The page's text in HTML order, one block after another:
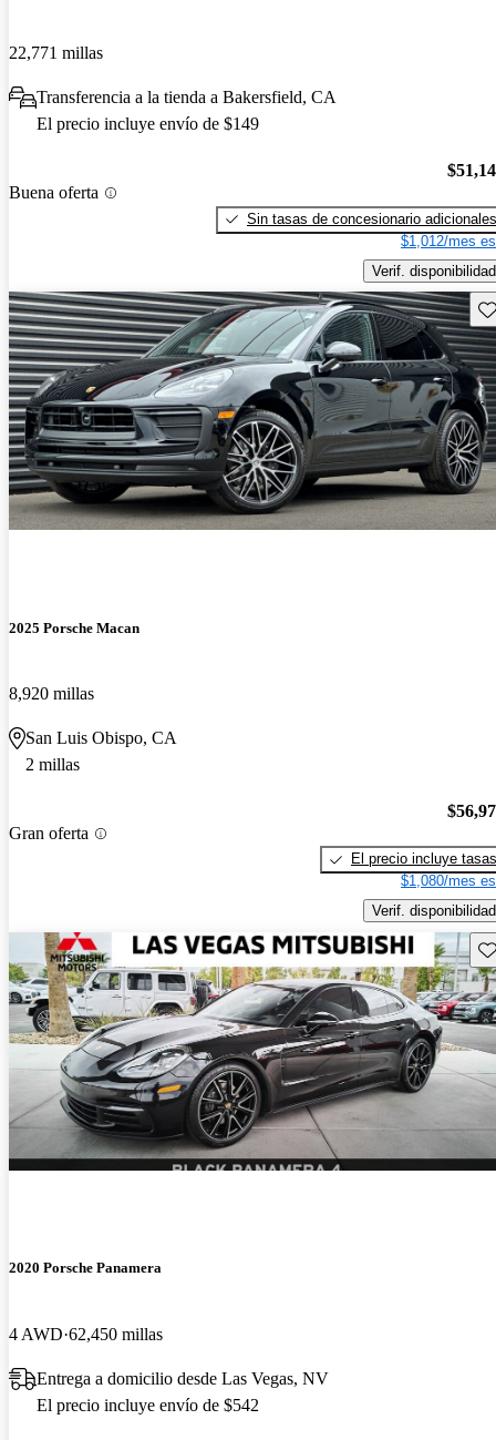
22,771 millas
Transferencia a la tienda a Bakersfield, CA
El precio incluye envío de $149
Buena oferta
Sin tasas de concesionario adicionales
$1,012/mes
Verif. disponibilidad
2025 Porsche Macan
8,920 millas
San Luis Obispo, CA
2 millas
Gran oferta
El precio incluye tasas
$1,080/mes
Verif. disponibilidad
2020 Porsche Panamera
4 AWD 62,450 millas
Entrega a domicilio desde Las Vegas, NV
El precio incluye envío de $542